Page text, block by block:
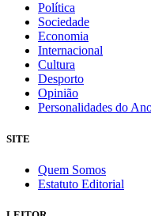
Política
Sociedade
Economia
Internacional
Cultura
Desporto
Opinião
Personalidades do
SITE
Quem Somos
Estatuto Editorial